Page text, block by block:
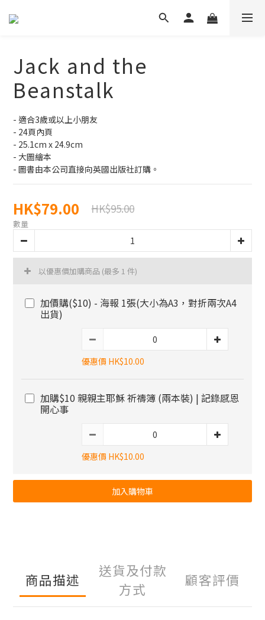
Jack and the
Beanstalk
- 適合3歲或以上小朋友
- 24頁內頁
- 25.1cm x 24.9cm
- 大圖繪本
- 圖書由本公司直接向英國出版社訂購。
HK$79.00 HK$95.00
數量
以優惠價加購商品 (最多 1 件)
加價購($10) - 海報 1張(大小為A3，對折兩次A4
出貨)
優惠價 HK$10.00
加購$10 親親主耶穌 祈禱簿 (兩本裝) | 記錄感恩
開心事
優惠價 HK$10.00
加入購物車
商品描述
送貨及付款
方式
顧客評價